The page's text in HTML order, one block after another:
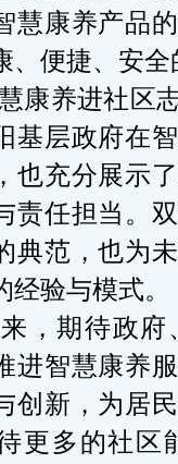
慧康养产品
、便捷、安全
康养进社区
基层政府在
也充分展示
责任担当。
典范，也为
经验与模式。
，期待政
进智慧康养
创新，为居
更多的社区